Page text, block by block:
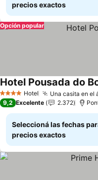
precios exactos
Opción popular
4 EstrellasHotel Una casita en el
Hotel Pousada do
9,2 Excelente 2.372
Seleccioná las fechas
precios exactos